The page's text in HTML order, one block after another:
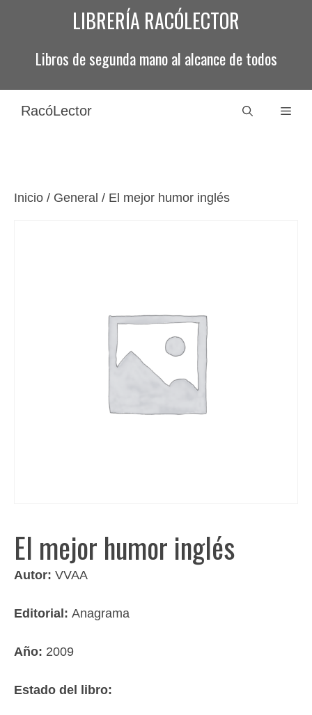
LIBRERÍA RACÓLECTOR
Libros de segunda mano al alcance de todos
RacóLector
Inicio / General / El mejor humor inglés
El mejor humor inglés
Autor: VVAA
Editorial: Anagrama
Año: 2009
Estado del libro: